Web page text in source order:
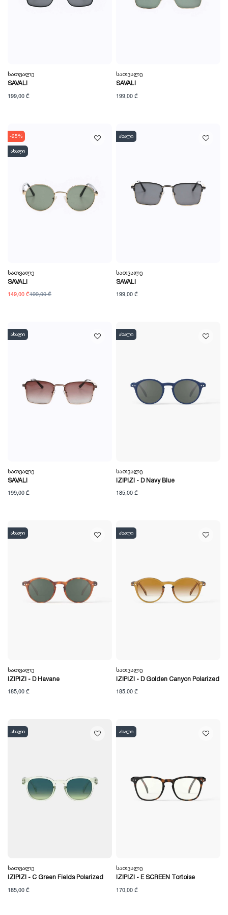
Სათვალე
SAVALI
199,00 ₾
Სათვალე
SAVALI
199,00 ₾
-25%
ახალი
Სათვალე
SAVALI
149,00 ₾199,00 ₾
ახალი
Სათვალე
SAVALI
199,00 ₾
ახალი
Სათვალე
SAVALI
199,00 ₾
ახალი
Სათვალე
IZIPIZI - D Navy Blue
185,00 ₾
ახალი
Სათვალე
IZIPIZI - D Havane
185,00 ₾
ახალი
Სათვალე
IZIPIZI - D Golden Canyon Polarized
185,00 ₾
ახალი
Სათვალე
IZIPIZI - C Green Fields Polarized
185,00 ₾
ახალი
Სათვალე
IZIPIZI - E SCREEN Tortoise
170,00 ₾